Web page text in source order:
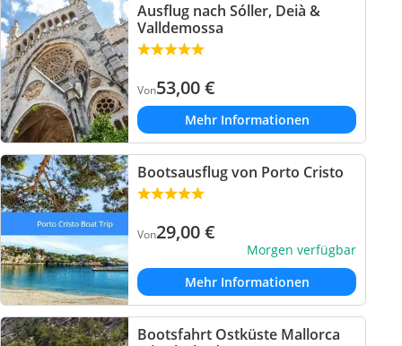
Ausflug nach Sóller, Deià &
Valldemossa
Von53,00€
Mehr Informationen
Bootsausflug von Porto Cristo
Von29,00€
Morgen verfügbar
Mehr Informationen
Bootsfahrt Ostküste Mallorca